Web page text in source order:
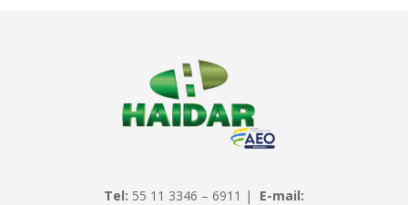
Tel: 55 11 3346 – 6911 | E-mail: